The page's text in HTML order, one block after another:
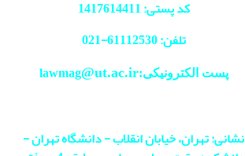
کد پستی: 1417614411
تلفن: 61112530-
021
پست الکترونیکی:lawmag@ut.ac.ir
نشانی: تهران، خیابان انقلاب - دانشگاه تهران -